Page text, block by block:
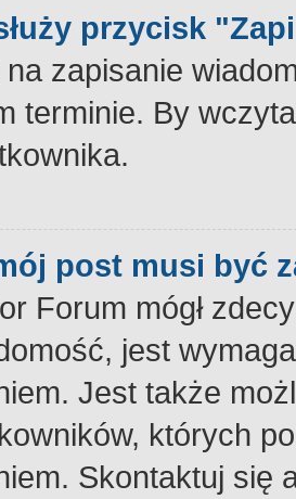
przycisk
na zapisanie
terminie. By
post musi być
Forum mógł
jest
Jest także
których
Skontaktuj się